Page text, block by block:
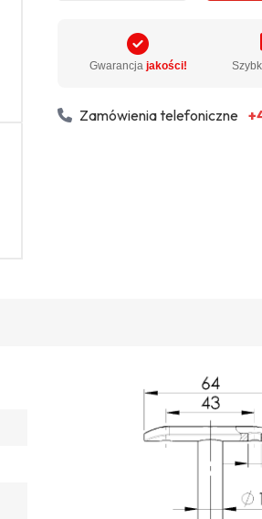
Gwarancja jakości!
Zamówienia telefoniczne